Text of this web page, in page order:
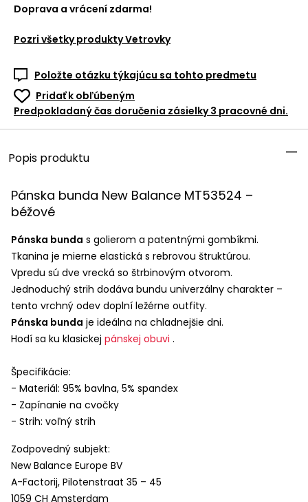
Doprava a vrácení zdarma!
Pozri všetky produktyVetrovky
Položte otázku týkajúcu sa tohto predmetu
Pridať k obľúbeným
Predpokladaný čas doručenia zásielky 3 pracovné dni.
Popis produktu
Pánska bunda New Balance MT53524 –
béžové
Pánska bunda s golierom a patentnými gombíkmi.
Tkanina je mierne elastická s rebrovou štruktúrou.
Vpredu sú dve vrecká so štrbinovým otvorom.
Jednoduchý strih dodáva bundu univerzálny charakter –
tento vrchný odev doplní ležérne outfity.
Pánska bunda je ideálna na chladnejšie dni.
Hodí sa ku klasickej pánskej obuvi .
Špecifikácie:
- Materiál: 95% bavlna, 5% spandex
- Zapínanie na cvočky
- Strih: voľný strih
Zodpovedný subjekt:
New Balance Europe BV
A-Factorij, Pilotenstraat 35 – 45
1059 CH Amsterdam